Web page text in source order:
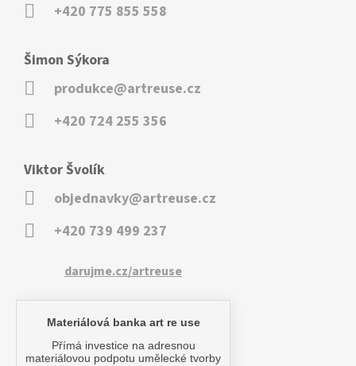
+420 775 855 558
Šimon Sýkora
produkce@artreuse.cz
+420 724 255 356
Viktor Švolík
objednavky@artreuse.cz
+420 739 499 237
darujme.cz/artreuse